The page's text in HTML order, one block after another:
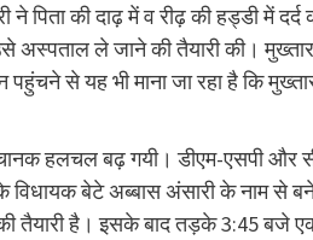
पिता की दाढ़ में व रीढ़ की हड्डी में दर्द
अस्पताल ले जाने की तैयारी की।
से यह भी माना जा रहा है कि
हलचल बढ़ गयी। डीएम-एसपी
बेटे अब्बास अंसारी के नाम से
तैयारी है। इसके बाद तड़के 3:45 बजे